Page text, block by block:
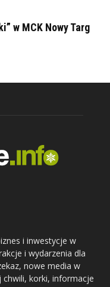
w MCK Nowy Targ
i inwestycje w
i wydarzenia dla
nowe media w
korki, informacje